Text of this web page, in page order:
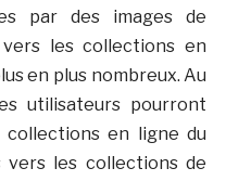
par des images de
les collections en
en plus nombreux. Au
utilisateurs pourront
en ligne du
vers les collections de